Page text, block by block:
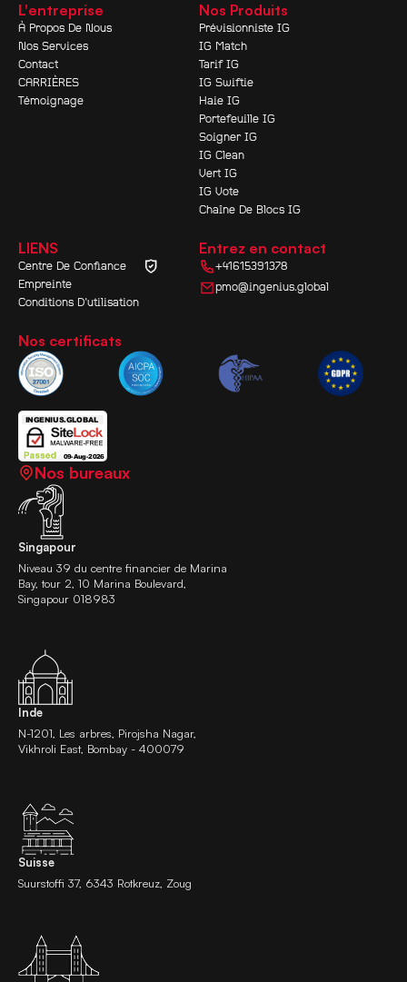
L'entreprise
À Propos De Nous
Nos Services
Contact
CARRIÈRES
Témoignage
Nos Produits
Prévisionniste IG
IG Match
Tarif IG
IG Swiftie
Haie IG
Portefeuille IG
Soigner IG
IG Clean
Vert IG
IG Vote
Chaîne De Blocs IG
LIENS
Centre De Confiance
Empreinte
Conditions D'utilisation
Entrez en contact
+41615391378
pmo@ingenius.global
Nos certificats
Nos bureaux
Singapour
Niveau 39 du centre financier de Marina
Bay, tour 2, 10 Marina Boulevard,
Singapour 018983
Inde
N-1201, Les arbres, Pirojsha Nagar,
Vikhroli East, Bombay - 400079
Suisse
Suurstoffi 37, 6343 Rotkreuz, Zoug